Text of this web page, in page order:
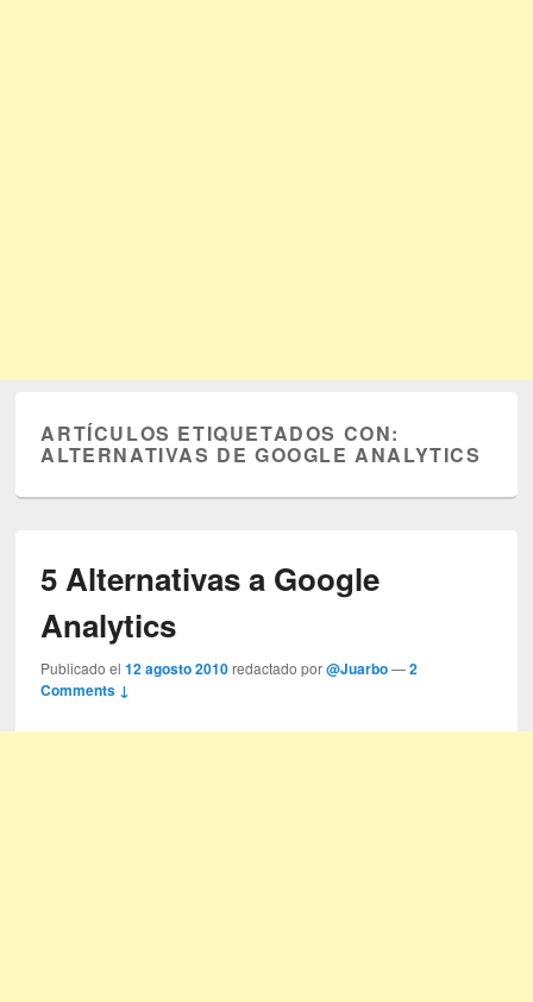
ARTÍCULOS ETIQUETADOS CON:
ALTERNATIVAS DE GOOGLE ANALYTICS
5 Alternativas a Google
Analytics
Publicado el12 agosto 2010 redactado por@Juarbo —2
Comments ↓